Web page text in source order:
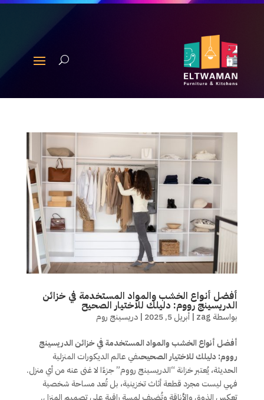
أفضل أنواع الخشب والمواد المستخدمة في خزائن
الدريسينج رووم: دليلك للاختيار الصحيح
بواسطة zag
| أبريل 5, 2025 | دريسينج روم
أفضل أنواع الخشب والمواد المستخدمة في خزائن الدريسينج
رووم: دليلك للاختيار الصحيحىفي عالم الديكورات المنزلية
الحديثة، يُعتبر خزانة “الدريسينج رووم” جزءًا لا غنى عنه من أي منزل.
فهي ليست مجرد قطعة أثاث تخزينية، بل تُعد مساحة شخصية
تعكس الذوق والأناقة وتُضيف لمسة راقية على تصميم المنزل.